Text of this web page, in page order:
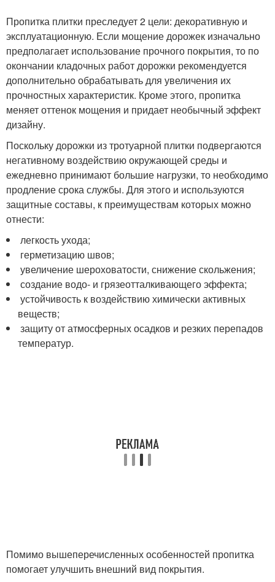
Пропитка плитки преследует 2 цели: декоративную и
эксплуатационную. Если мощение дорожек изначально
предполагает использование прочного покрытия, то по
окончании кладочных работ дорожки рекомендуется
дополнительно обрабатывать для увеличения их
прочностных характеристик. Кроме этого, пропитка
меняет оттенок мощения и придает необычный эффект
дизайну.
Поскольку дорожки из тротуарной плитки подвергаются
негативному воздействию окружающей среды и
ежедневно принимают большие нагрузки, то необходимо
продление срока службы. Для этого и используются
защитные составы, к преимуществам которых можно
отнести:
легкость ухода;
герметизацию швов;
увеличение шероховатости, снижение скольжения;
создание водо- и грязеотталкивающего эффекта;
устойчивость к воздействию химически активных
веществ;
защиту от атмосферных осадков и резких перепадов
температур.
Помимо вышеперечисленных особенностей пропитка
помогает улучшить внешний вид покрытия.